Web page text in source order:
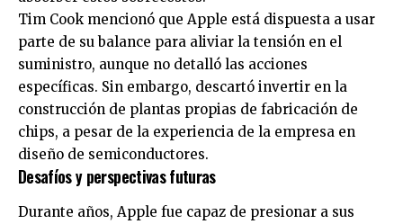
Tim Cook mencionó que Apple está dispuesta a usar
parte de su balance para aliviar la tensión en el
suministro, aunque no detalló las acciones
específicas. Sin embargo, descartó invertir en la
construcción de plantas propias de fabricación de
chips, a pesar de la experiencia de la empresa en
diseño de semiconductores.
Desafíos y perspectivas futuras
Durante años, Apple fue capaz de presionar a sus